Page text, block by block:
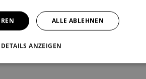
ALLE ABLEHNEN
DETAILS ANZEIGEN